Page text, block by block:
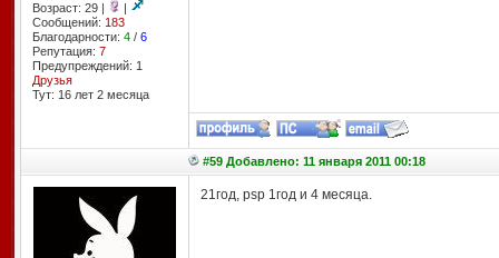
Возраст: 29 |
|
Сообщений: 183
Благодарности: 4/ 6
Репутация: 7
Предупреждений: 1
Друзья
Тут: 16 лет 2 месяцa
#59 Добавлено: 11 января 2011 00:18
21год, psp 1год и 4 месяца.